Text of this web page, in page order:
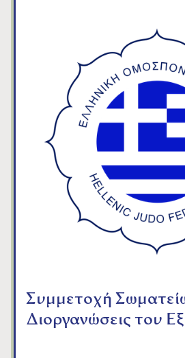
Συμμετοχή
Διοργανώσεις του